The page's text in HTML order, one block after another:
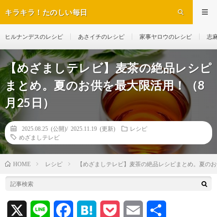
キラキラ！たのしい毎日
ヒルナンデスのレシピ あさイチのレシピ 家事ヤロウのレシピ 志
【めざましテレビ】麦茶の絶品レシピ
まとめ。夏のお供を最大限活用！（8
月25日）
2025.08.25 (公開)/ 2025.11.19 (更新)
レシピ
めざましテレビ
HOME レシピ 【めざましテレビ】麦茶の絶品レシピまとめ。夏の